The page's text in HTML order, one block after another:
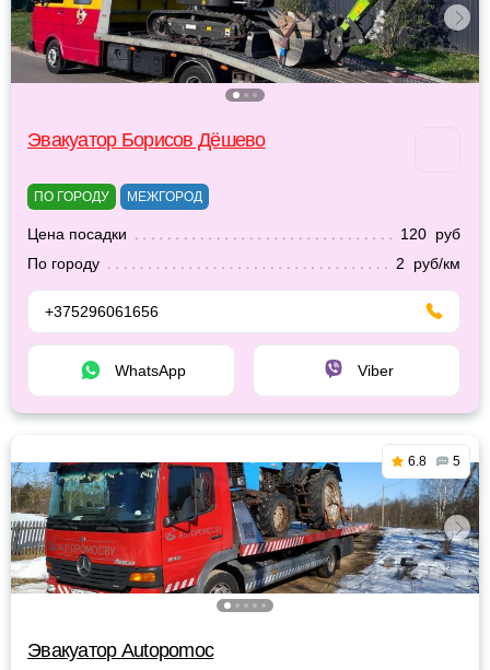
Эвакуатор Борисов Дёшево
ПО ГОРОДУ МЕЖГОРОД
Цена посадки
120 руб
По городу
2 руб/км
+375296061656
WhatsApp Viber
6.8 5
Эвакуатор Autopomoc